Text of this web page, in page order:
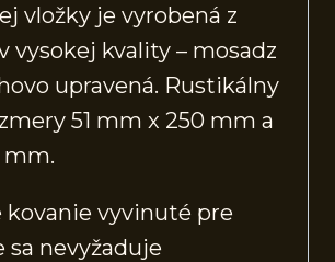
vložky je vyrobená z
vysokej kvality – mosadz
upravená. Rustikálny
51 mm x 250 mm a
mm.
kovanie vyvinuté pre
sa nevyžaduje